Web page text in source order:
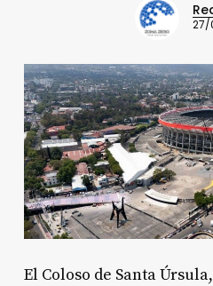
27/
El Coloso de Santa